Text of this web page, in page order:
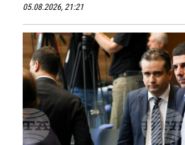
05.08.2026, 21:21